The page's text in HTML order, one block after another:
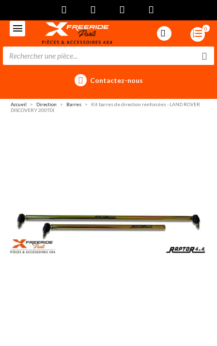
0
Contactez-nous
Accueil Direction Barres
Kit barres de direction renforcées - LAND ROVER
DISCOVERY 200TDI